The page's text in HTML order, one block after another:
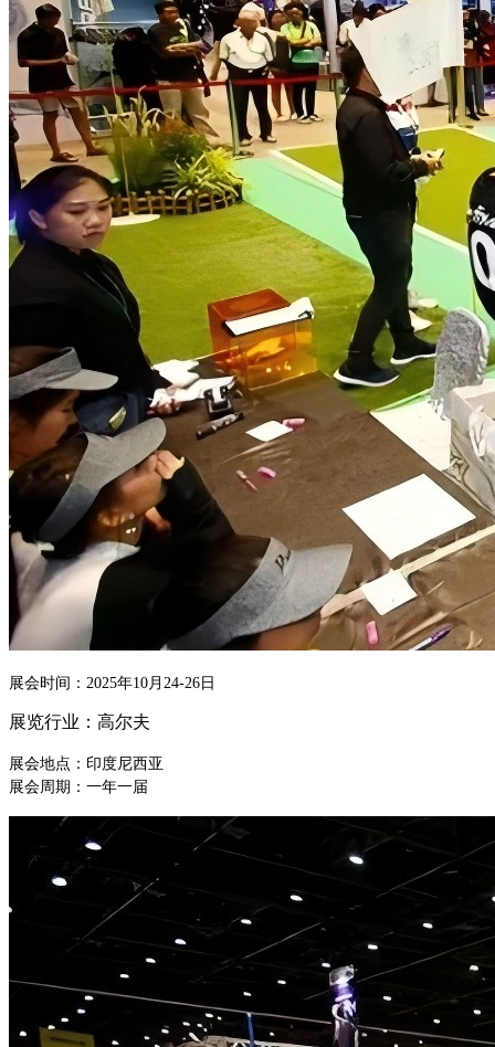
展会时间： 2025年10月24-26日
展览行业：高尔夫
展会地点：印度尼西亚
展会周期：一年一届